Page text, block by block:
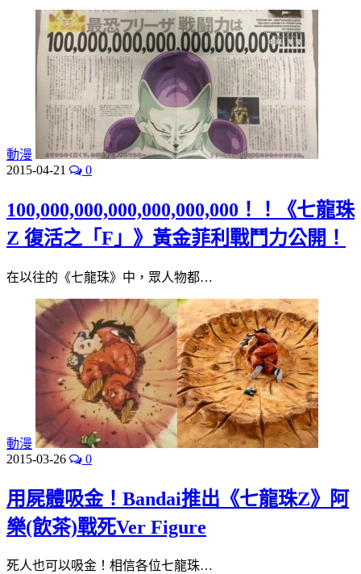
動漫
2015-04-21
0
100,000,000,000,000,000,000！！《七龍珠
Z 復活之「F」》黃金菲利戰鬥力公開！
在以往的《七龍珠》中，眾人物都…
動漫
2015-03-26
0
用屍體吸金！Bandai推出《七龍珠Z》阿
樂(飲茶)戰死Ver Figure
死人也可以吸金！相信各位七龍珠…